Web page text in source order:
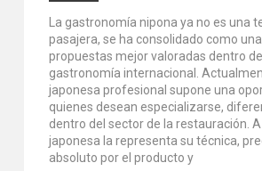
La gastronomía nipona ya no es una
pasajera, se ha consolidado como
propuestas mejor valoradas dentro
gastronomía internacional.
japonesa profesional supone una
quienes desean especializarse,
dentro del sector de la restauración.
japonesa la representa su técnica,
absoluto por el producto y